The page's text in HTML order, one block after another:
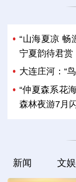
“山海夏凉 畅
宁夏韵待君赏
大连庄河：“
“仲夏森系花
森林夜游7月
新闻 文娱